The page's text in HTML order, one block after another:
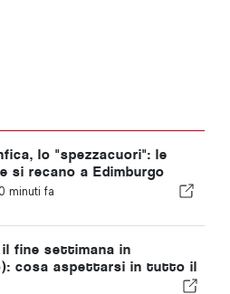
lo "spezzacuori": le
si recano a Edimburgo
piede già nella fase
minuti fa
fine settimana in
cosa aspettarsi in tutto il
settimana